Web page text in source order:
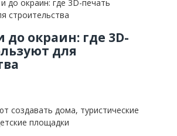
до окраин: где 3D-
для
создавать дома, туристические
площадки